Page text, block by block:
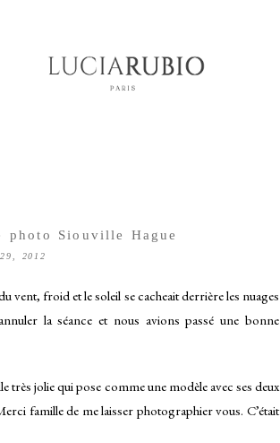
photo Siouville Hague
2012
vent, froid et le soleil se cacheait derrière les nuages
la séance et nous avions passé une bonne
très jolie qui pose comme une modèle avec ses deux
famille de me laisser photographier vous. C’était